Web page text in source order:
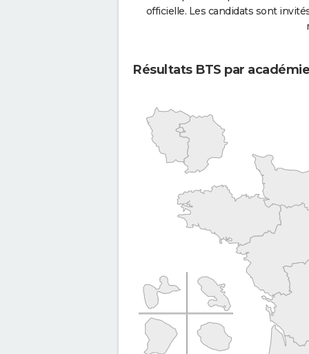
officielle. Les candidats sont
Résultats BTS par académie